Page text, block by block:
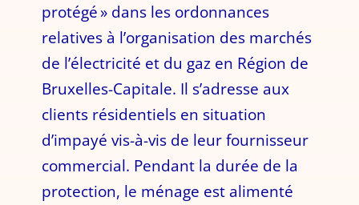
protégé » dans les ordonnances
relatives à l’organisation des marchés
de l’électricité et du gaz en Région de
Bruxelles-Capitale. Il s’adresse aux
clients résidentiels en situation
d’impayé vis-à-vis de leur fournisseur
commercial. Pendant la durée de la
protection, le ménage est alimenté